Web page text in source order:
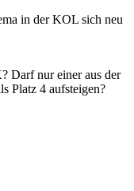
in der KOL sich neu
Darf nur einer aus der
Platz 4 aufsteigen?